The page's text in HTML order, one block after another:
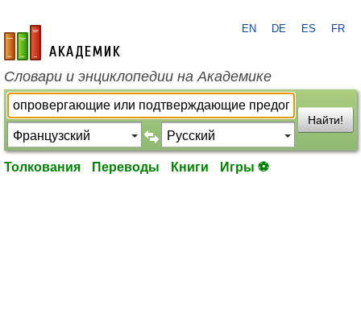
academic.ru
EN DE ES FR
Словари и энциклопедии на Академике
Найти!
Толкования Переводы Книги Игры ⚽